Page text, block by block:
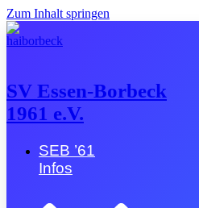
Zum Inhalt springen
SV Essen-Borbeck
1961 e.V.
SEB ’61
Infos